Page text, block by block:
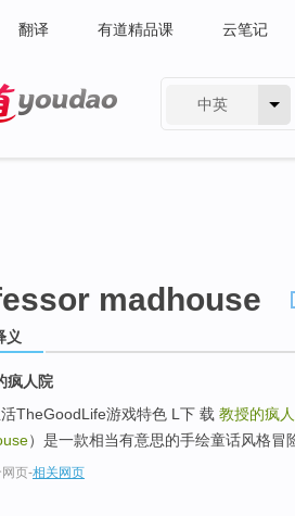
翻译 有道精品课 云笔记
中英
madhouse
义
疯人院
TheGoodLife游戏特色 L下 载 教授的疯
）是一款相当有意思的手绘童话风格冒
页-相关网页